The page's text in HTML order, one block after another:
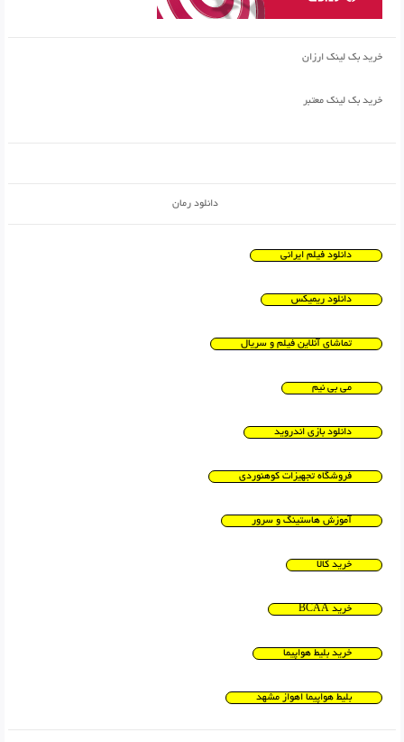
خرید بک لینک ارزان
خرید بک لینک معتبر
دانلود رمان
دانلود فیلم ایرانی
دانلود ریمیکس
تماشای آنلاین فیلم و سریال
می بی نیم
دانلود بازی اندروید
فروشگاه تجهیزات کوهنوردی
آموزش هاستینگ و سرور
خرید کالا
خرید BCAA
خرید بلیط هواپیما
بلیط هواپیما اهواز مشهد